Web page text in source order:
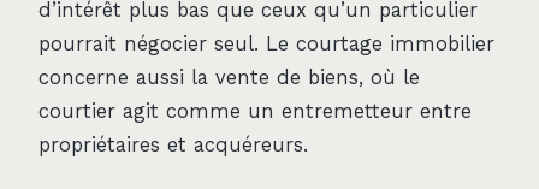
d’intérêt plus bas que ceux qu’un particulier
pourrait négocier seul. Le courtage immobilier
concerne aussi la vente de biens, où le
courtier agit comme un entremetteur entre
propriétaires et acquéreurs.